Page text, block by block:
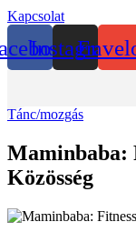
Kapcsolat
Instagram
Tánc/mozgás
Maminbaba:
Közösség